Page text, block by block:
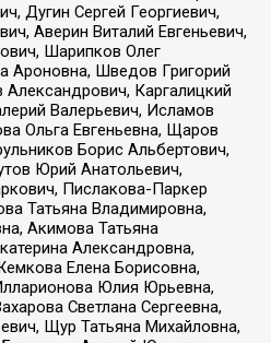
Дугин Сергей Георгиевич,
Аверин Виталий Евгеньевич,
Шарипков Олег
Ароновна, Шведов Григорий
Каргалицкий
Валерьевич, Исламов
Ольга Евгеньевна, Щаров
Борис Альбертович,
Юрий Анатольевич,
Пислакова-Паркер
Татьяна Владимировна,
Акимова Татьяна
Александровна,
Елена Борисовна,
Юлия Юрьевна,
Светлана Сергеевна,
Щур Татьяна Михайловна,